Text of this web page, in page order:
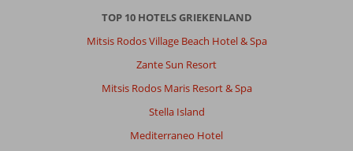
TOP 10 HOTELS GRIEKENLAND
Mitsis Rodos Village Beach Hotel & Spa
Zante Sun Resort
Mitsis Rodos Maris Resort & Spa
Stella Island
Mediterraneo Hotel